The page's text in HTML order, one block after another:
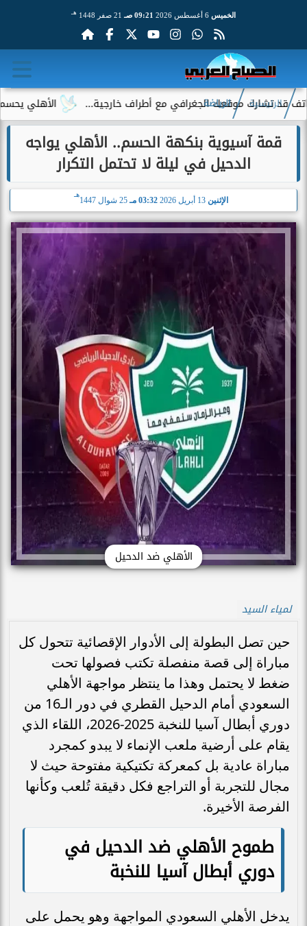
الخميس 09:21 صـ 21 صفر 1448 هـ
الأهلي يحسم الجدل موقعك الجغرافي مع أطراف خارجية...
الرئيسية الرياضة
قمة آسيوية بنكهة الحسم.. الأهلي يواجه
الدحيل في ليلة لا تحتمل التكرار
الإثنين 13 أبريل 2026 03:32 مـ 25 شوال 1447
هـ
الأهلي ضد الدحيل
لمياء السيد
حين تصل البطولة إلى الأدوار الإقصائية تتحول كل
مباراة إلى قصة منفصلة تكتب فصولها تحت
ضغط لا يحتمل وهذا ما ينتظر مواجهة الأهلي
السعودي أمام الدحيل القطري في دور الـ16 من
دوري أبطال آسيا للنخبة 2025-2026، اللقاء الذي
يقام على أرضية ملعب الإنماء لا يبدو كمجرد
مباراة عادية بل كمعركة تكتيكية مفتوحة حيث لا
مجال للتجربة أو التراجع فكل دقيقة تُلعب وكأنها
الفرصة الأخيرة.
طموح الأهلي ضد الدحيل في
دوري أبطال آسيا للنخبة
يدخل الأهلي السعودي المواجهة وهو يحمل على